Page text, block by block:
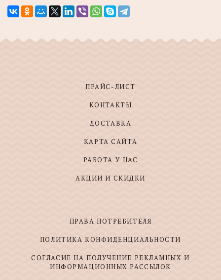
ПРАЙС-ЛИСТ
КОНТАКТЫ
ДОСТАВКА
КАРТА САЙТА
РАБОТА У НАС
АКЦИИ И СКИДКИ
ПРАВА ПОТРЕБИТЕЛЯ
ПОЛИТИКА КОНФИДЕНЦИАЛЬНОСТИ
СОГЛАСИЕ НА ПОЛУЧЕНИЕ РЕКЛАМНЫХ И
ИНФОРМАЦИОННЫХ РАССЫЛОК